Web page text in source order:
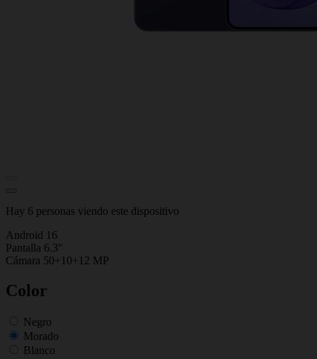
Hay 6 personas viendo este dispositivo
Android 16
Pantalla 6.3"
Cámara 50+10+12 MP
Color
Negro
Morado
Blanco